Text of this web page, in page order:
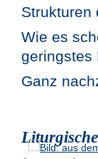
Strukturen
Wie es
geringstes
Ganz